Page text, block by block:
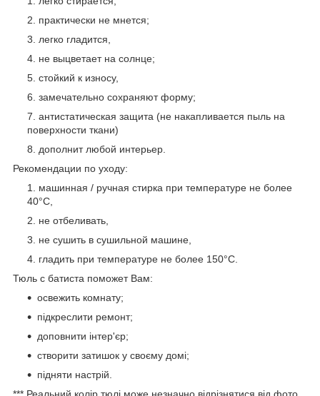
практически не мнется;
легко гладится,
не выцветает на солнце;
стойкий к износу,
замечательно сохраняют форму;
антистатическая защита (не накапливается пыль на
поверхности ткани)
дополнит любой интерьер.
Рекомендации по уходу:
машинная / ручная стирка при температуре не более
40°C,
не отбеливать,
не сушить в сушильной машине,
гладить при температуре не более 150°C.
Тюль с батиста поможет Вам:
освежить комнату;
підкреслити ремонт;
доповнити інтер'єр;
створити затишок у своєму домі;
підняти настрій.
*** Реальний колір тюлі може незначно відрізнятися від фото